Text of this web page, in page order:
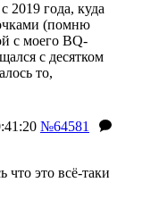
2019 года, куда
(помню
с моего BQ-
с десятком
то,
№64581
что это всё-таки